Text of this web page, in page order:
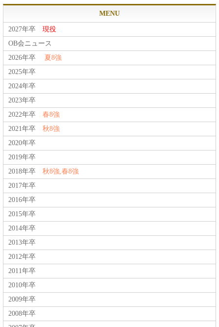
MENU
2027年卒 現役
OB会ニュース
2026年卒
夏8強
2025年卒
2024年卒
2023年卒
2022年卒 春8強
2021年卒 秋8強
2020年卒
2019年卒
2018年卒 秋8強,春8強
2017年卒
2016年卒
2015年卒
2014年卒
2013年卒
2012年卒
2011年卒
2010年卒
2009年卒
2008年卒